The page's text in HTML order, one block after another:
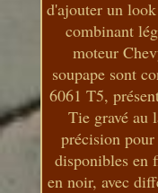
d'ajouter un
combinant
moteur
soupape sont
6061 T5,
Tie gravé au
précision
disponibles en
en noir, avec